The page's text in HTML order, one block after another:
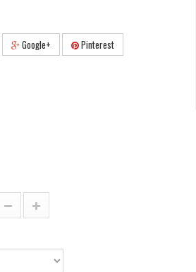
Google+ Pinterest